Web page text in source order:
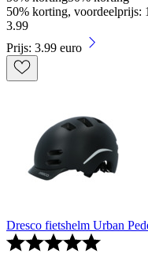
50% korting, voordeelprijs:
3.99
Prijs: 3.99 euro
Dresco fietshelm Urban